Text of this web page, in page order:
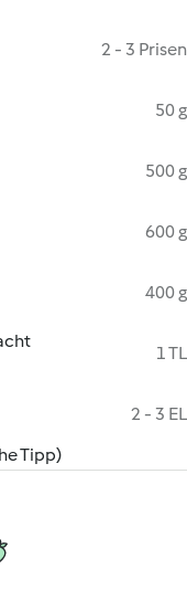
2 - 3 Prisen
50 g
500 g
600 g
400 g
1 TL
2 - 3 EL
Tipp)